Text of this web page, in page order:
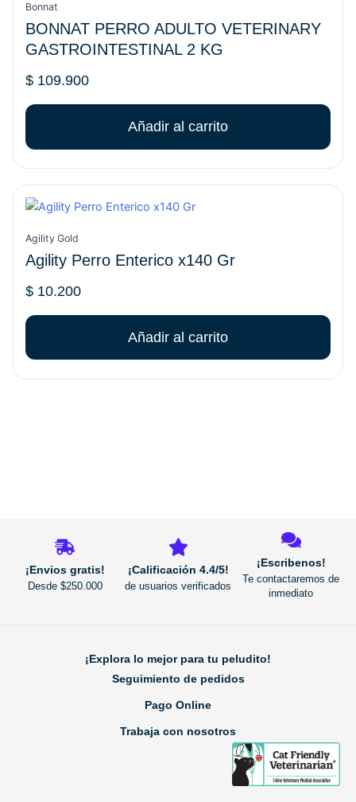
Bonnat
BONNAT PERRO ADULTO VETERINARY
GASTROINTESTINAL 2 KG
$109.900
Añadir al carrito
Agility Gold
Agility Perro Enterico x140 Gr
$10.200
Añadir al carrito
¡Envios gratis!
Desde $250.000
¡Calificación 4.4/5!
de usuarios verificados
¡Escribenos!
Te contactaremos de
inmediato
¡Explora lo mejor para tu peludito!
Seguimiento de pedidos
Pago Online
Trabaja con nosotros